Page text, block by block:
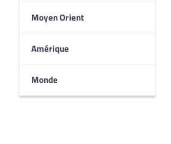
Moyen Orient
Amérique
Monde